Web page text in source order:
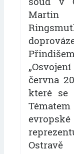
Martin
června
které se